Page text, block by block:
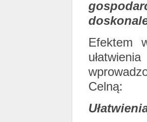
Efektem
Celną: